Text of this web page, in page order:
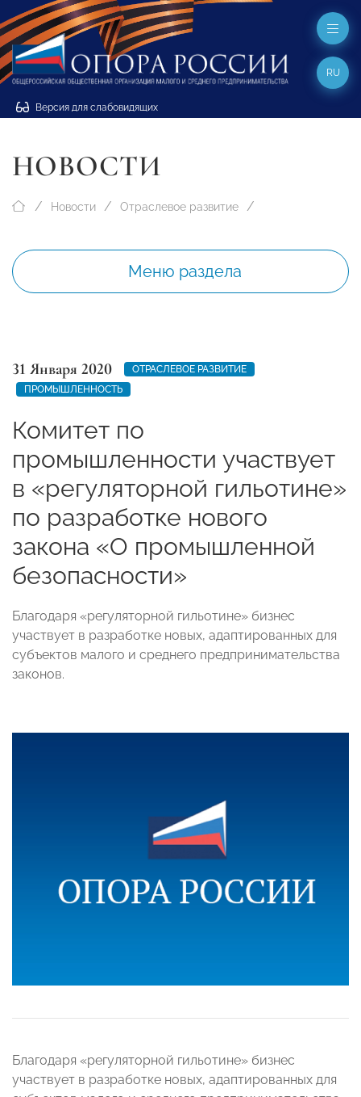
Версия для слабовидящих
RU
НОВОСТИ
Новости Отраслевое развитие
Меню раздела
31 Января 2020
ОТРАСЛЕВОЕ РАЗВИТИЕ
ПРОМЫШЛЕННОСТЬ
Комитет по
промышленности участвует
в «регуляторной гильотине»
по разработке нового
закона «О промышленной
безопасности»
Благодаря «регуляторной гильотине» бизнес
участвует в разработке новых, адаптированных для
субъектов малого и среднего предпринимательства
законов.
Благодаря «регуляторной гильотине» бизнес
участвует в разработке новых, адаптированных для